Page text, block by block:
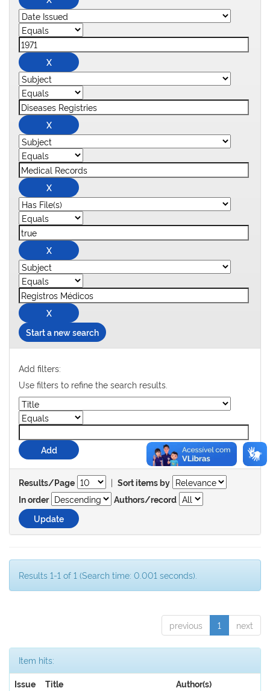
Start a new search
Add filters:
Use filters to refine the search results.
Results/Page | Sort items by
In order
Authors/record
Results 1-1 of 1 (Search time: 0.001 seconds).
previous 1 next
Item hits:
Issue
Title Author(s)